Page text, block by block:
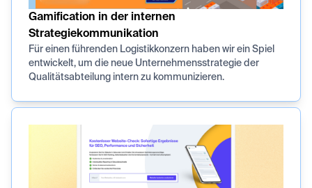
Gamification in der internen
Strategiekommunikation
Für einen führenden Logistikkonzern haben wir ein Spiel
entwickelt, um die neue Unternehmensstrategie der
Qualitätsabteilung intern zu kommunizieren.